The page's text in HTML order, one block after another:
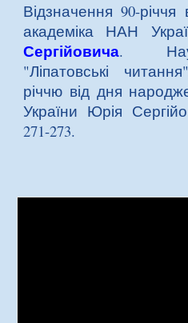
Відзначення 90-
академіка НАН
Сергійовича.
"Ліпатовські
річчю від дня
України Юрія
271-273.